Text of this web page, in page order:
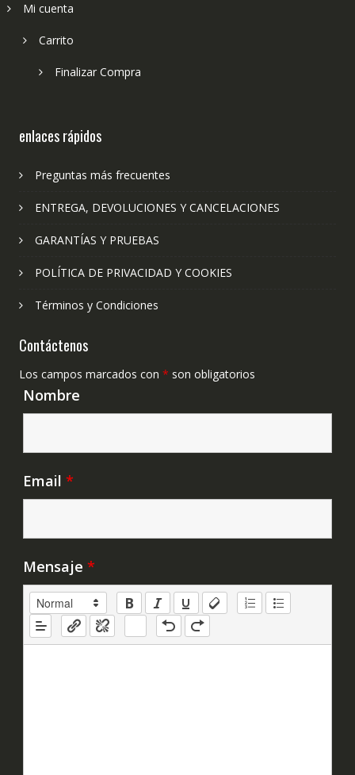
Mi cuenta
Carrito
Finalizar Compra
enlaces rápidos
Preguntas más frecuentes
ENTREGA, DEVOLUCIONES Y CANCELACIONES
GARANTÍAS Y PRUEBAS
POLÍTICA DE PRIVACIDAD Y COOKIES
Términos y Condiciones
Contáctenos
Los campos marcados con * son obligatorios
Nombre
Email *
Mensaje *